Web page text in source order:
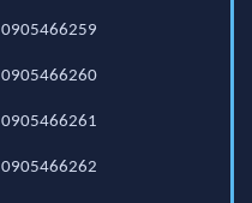
0905466259
0905466260
0905466261
0905466262